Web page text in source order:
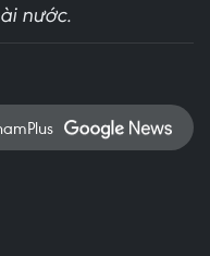
nước.